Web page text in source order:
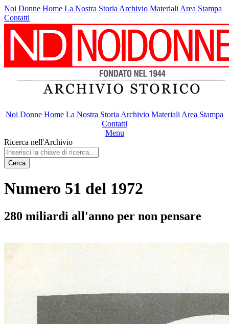
Noi Donne Home La Nostra Storia Archivio Materiali Area Stampa
Contatti
Noi Donne Home La Nostra Storia Archivio Materiali Area Stampa
Contatti
Menu
Ricerca nell'Archivio
Cerca
Numero 51 del 1972
280 miliardi all'anno per non pensare